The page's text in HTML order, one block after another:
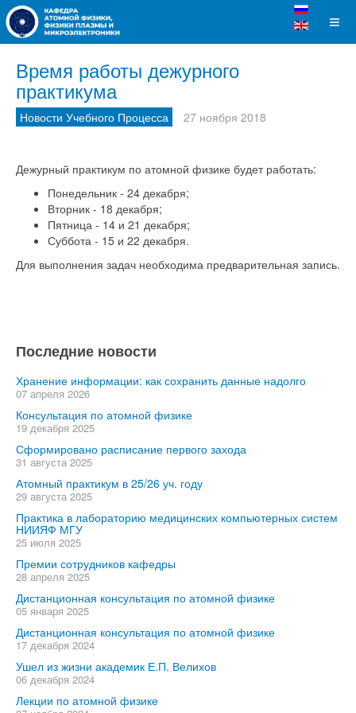
Время работы дежурного
практикума
Новости Учебного Процесса 27 ноября 2018
Дежурный практикум по атомной физике будет работать:
Понедельник - 24 декабря;
Вторник - 18 декабря;
Пятница - 14 и 21 декабря;
Суббота - 15 и 22 декабря.
Для выполнения задач необходима предварительная запись.
Последние новости
Хранение информации: как сохранить данные надолго
07 апреля 2026
Консультация по атомной физике
19 декабря 2025
Сформировано расписание первого захода
31 августа 2025
Атомный практикум в 25/26 уч. году
29 августа 2025
Практика в лабораторию медицинских компьютерных систем
НИИЯФ МГУ
25 июля 2025
Премии сотрудников кафедры
28 апреля 2025
Дистанционная консультация по атомной физике
05 января 2025
Дистанционная консультация по атомной физике
17 декабря 2024
Ушел из жизни академик Е.П. Велихов
06 декабря 2024
Лекции по атомной физике